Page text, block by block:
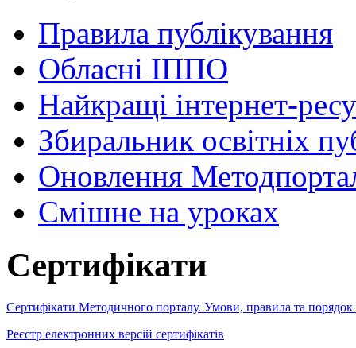
Правила публікування
Обласні ІППО
Найкращі інтернет-
Збиральник освітніх
Оновлення
Cмішне на уроках
Сертифікати
Сертифікати Методичного порталу. Умови, правила та порядок
Реєстр електронних версій сертифікатів